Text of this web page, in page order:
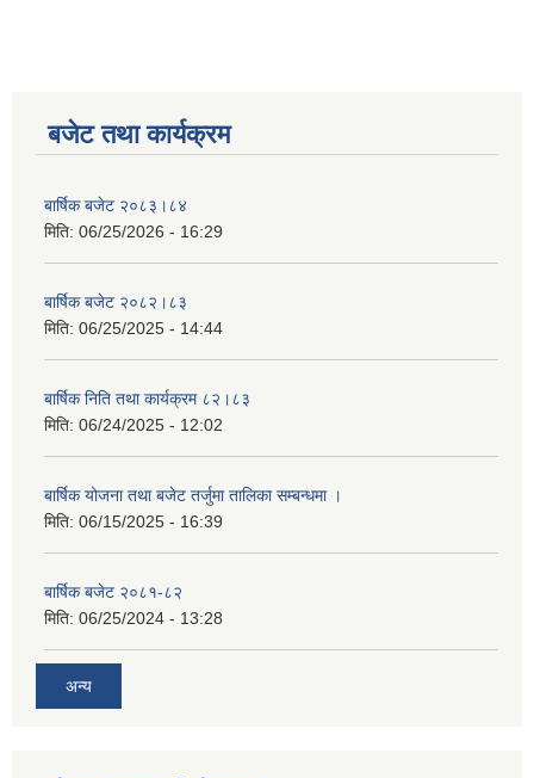
बजेट तथा कार्यक्रम
बार्षिक बजेट २०८३।८४
मिति: 06/25/2026 - 16:29
बार्षिक बजेट २०८२।८३
मिति: 06/25/2025 - 14:44
बार्षिक निति तथा कार्यक्रम ८२।८३
मिति: 06/24/2025 - 12:02
बार्षिक योजना तथा बजेट तर्जुमा तालिका सम्बन्धमा ।
मिति: 06/15/2025 - 16:39
बार्षिक बजेट २०८१-८२
मिति: 06/25/2024 - 13:28
अन्य